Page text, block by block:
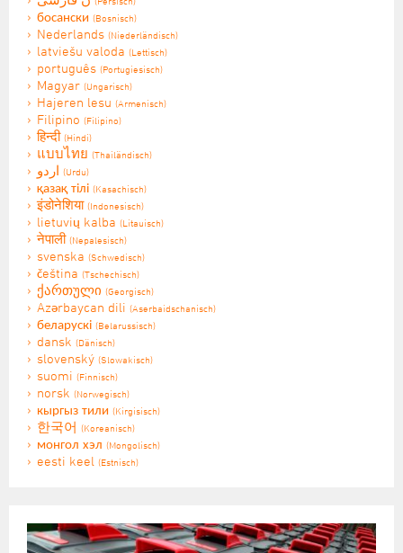
босански (Bosnisch)
Nederlands (Niederländisch)
latviešu valoda (Lettisch)
português (Portugiesisch)
Magyar (Ungarisch)
Hajeren lesu (Armenisch)
Filipino (Filipino)
हिन्दी (Hindi)
แบบไทย (Thailändisch)
(Urdu)
қазақ тілі (Kasachisch)
इंडोनेशिया (Indonesisch)
lietuvių kalba (Litauisch)
नेपाली (Nepalesisch)
svenska (Schwedisch)
čeština (Tschechisch)
ქართული (Georgisch)
Azərbaycan dili (Aserbaidschanisch)
беларускі (Belarussisch)
dansk (Dänisch)
slovenský (Slowakisch)
suomi (Finnisch)
norsk (Norwegisch)
кыргыз тили (Kirgisisch)
한국어 (Koreanisch)
монгол хэл (Mongolisch)
eesti keel (Estnisch)